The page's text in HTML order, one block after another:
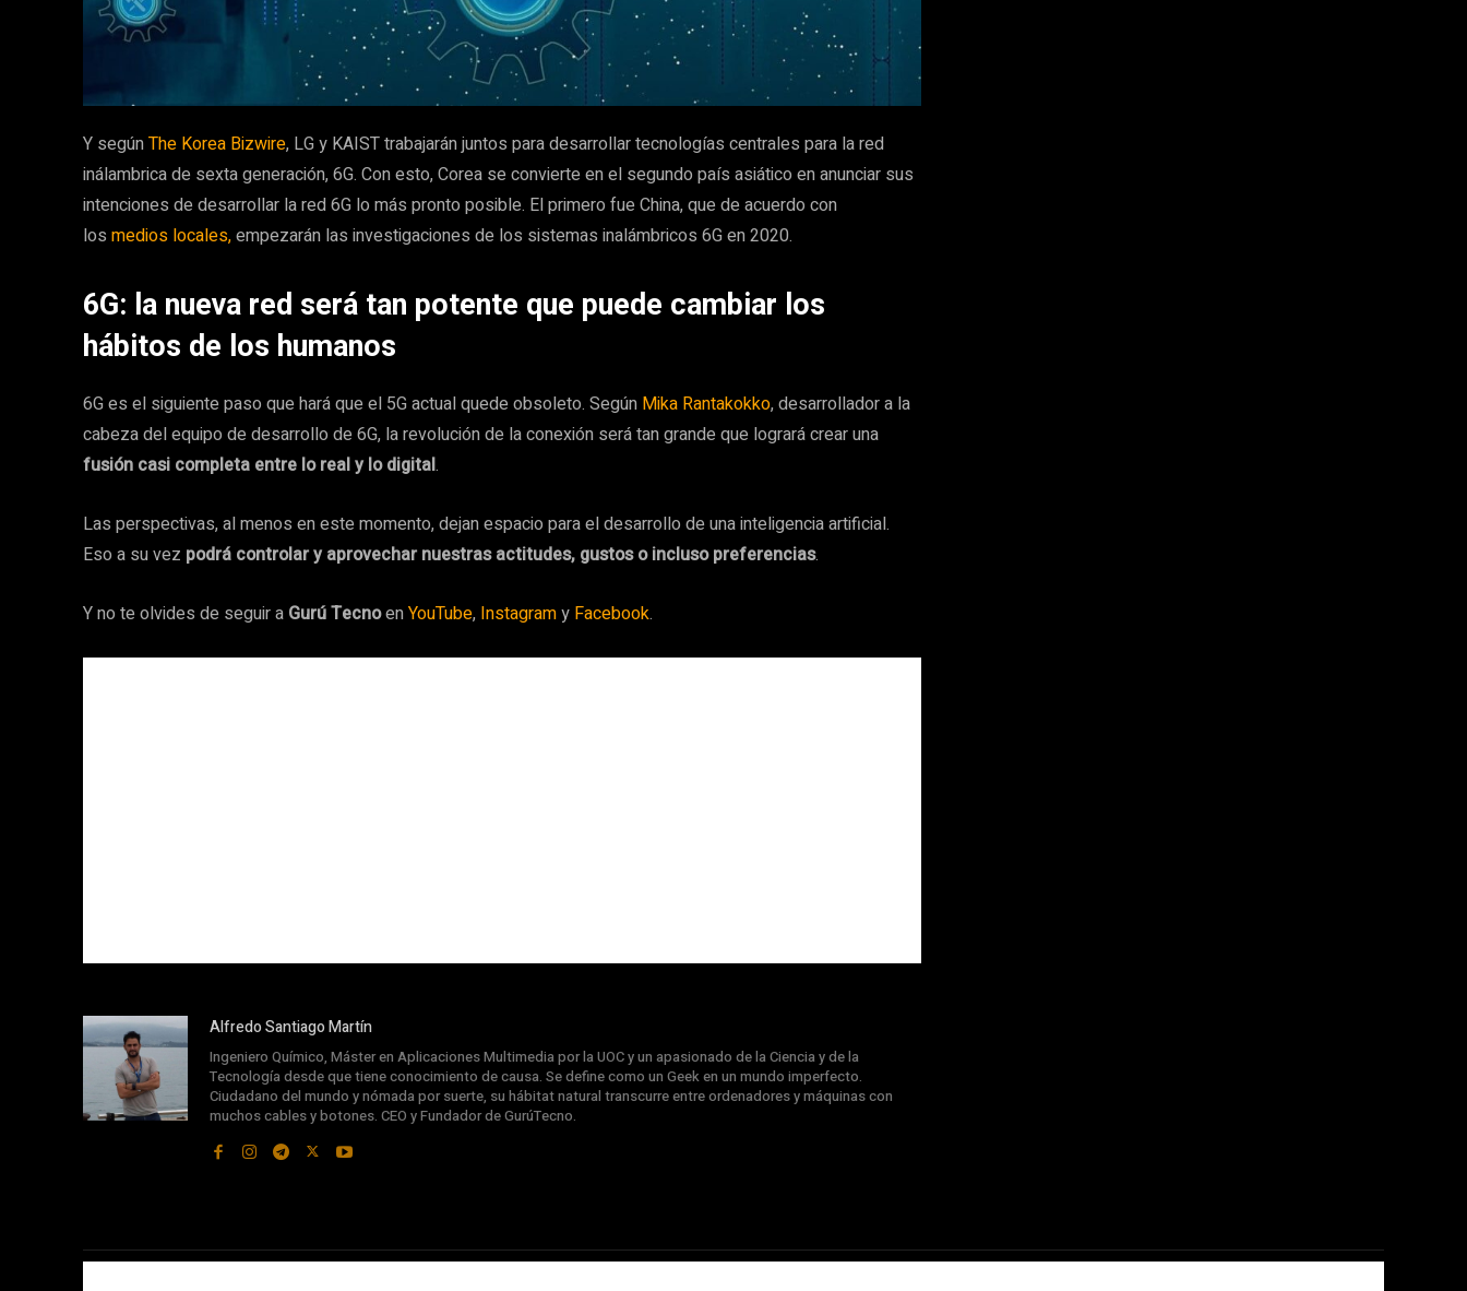
Y segúnThe Korea Bizwire, LG y KAIST trabajarán juntos para desarrollar tecnologías centrales para la red
inálambrica de sexta generación, 6G. Con esto, Corea se convierte en el segundo país asiático en anunciar sus
intenciones de desarrollar la red 6G lo más pronto posible. El primero fue China, que de acuerdo con
los medios locales,empezarán las investigaciones de los sistemas inalámbricos 6G en 2020.
6G: la nueva red será tan potente que puede cambiar los
hábitos de los humanos
6G es el siguiente paso que hará que el 5G actual quede obsoleto. Según Mika Rantakokko, desarrollador a la
cabeza del equipo de desarrollo de 6G, la revolución de la conexión será tan grande que logrará crear una
fusión casi completa entre lo real y lo digital.
Las perspectivas, al menos en este momento, dejan espacio para el desarrollo de una inteligencia artificial.
Eso a su vez podrá controlar y aprovechar nuestras actitudes, gustos o incluso preferencias.
Y no te olvides de seguir a Gurú TecnoenYouTube, Instagramy Facebook.
Alfredo Santiago Martín
Ingeniero Químico, Máster en Aplicaciones Multimedia por la UOC y un apasionado de la Ciencia y de la
Tecnología desde que tiene conocimiento de causa. Se define como un Geek en un mundo imperfecto.
Ciudadano del mundo y nómada por suerte, su hábitat natural transcurre entre ordenadores y máquinas con
muchos cables y botones. CEO y Fundador de GurúTecno.